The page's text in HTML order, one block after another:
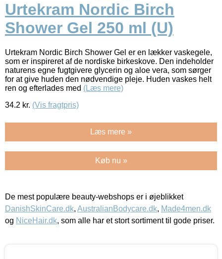
Urtekram Nordic Birch
Shower Gel 250 ml (U)
Urtekram Nordic Birch Shower Gel er en lækker vaskegele,
som er inspireret af de nordiske birkeskove. Den indeholder
naturens egne fugtgivere glycerin og aloe vera, som sørger
for at give huden den nødvendige pleje. Huden vaskes helt
ren og efterlades med (Læs mere)
34.2 kr. (Vis fragtpris)
Læs mere »
Køb nu »
De mest populære beauty-webshops er i øjeblikket
DanishSkinCare.dk, AustralianBodycare.dk, Made4men.dk
og NiceHair.dk, som alle har et stort sortiment til gode priser.